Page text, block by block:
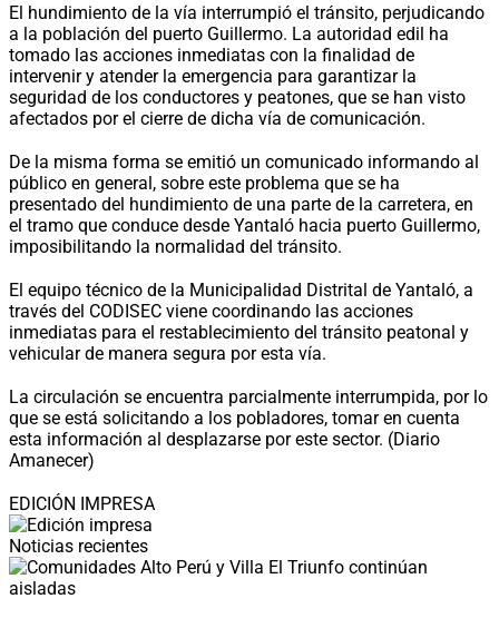
El hundimiento de la vía interrumpió el tránsito, perjudicando
a la población del puerto Guillermo. La autoridad edil ha
tomado las acciones inmediatas con la finalidad de
intervenir y atender la emergencia para garantizar la
seguridad de los conductores y peatones, que se han visto
afectados por el cierre de dicha vía de comunicación.
De la misma forma se emitió un comunicado informando al
público en general, sobre este problema que se ha
presentado del hundimiento de una parte de la carretera, en
el tramo que conduce desde Yantaló hacia puerto Guillermo,
imposibilitando la normalidad del tránsito.
El equipo técnico de la Municipalidad Distrital de Yantaló, a
través del CODISEC viene coordinando las acciones
inmediatas para el restablecimiento del tránsito peatonal y
vehicular de manera segura por esta vía.
La circulación se encuentra parcialmente interrumpida, por lo
que se está solicitando a los pobladores, tomar en cuenta
esta información al desplazarse por este sector. (Diario
Amanecer)
EDICIÓN IMPRESA
Noticias recientes